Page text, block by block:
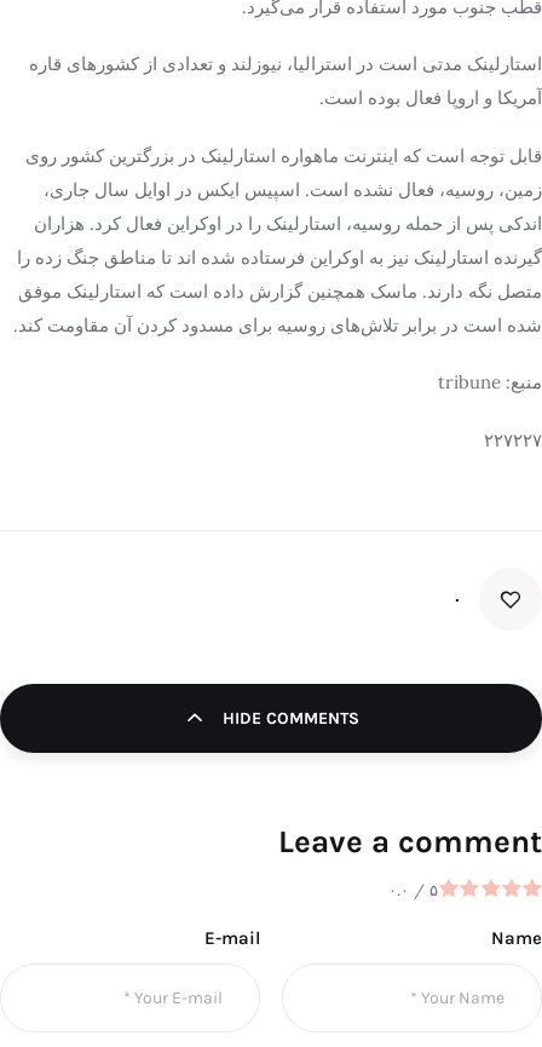
قطب جنوب مورد استفاده قرار می‌گیرد.
استارلینک مدتی است در استرالیا، نیوزلند و تعدادی از کشورهای قاره
آمریکا و اروپا فعال بوده است.
قابل توجه است که اینترنت ماهواره استارلینک در بزرگترین کشور روی
زمین، روسیه، فعال نشده است. اسپیس ایکس در اوایل سال جاری،
اندکی پس از حمله روسیه، استارلینک را در اوکراین فعال کرد. هزاران
گیرنده استارلینک نیز به اوکراین فرستاده شده اند تا مناطق جنگ زده را
متصل نگه دارند. ماسک همچنین گزارش داده است که استارلینک موفق
شده است در برابر تلاش‌های روسیه برای مسدود کردن آن مقاومت کند.
منبع: tribune
۲۲۷۲۲۷
۰
HIDE COMMENTS
Leave a comment
۰.۰ / ۵
Name
E-mail